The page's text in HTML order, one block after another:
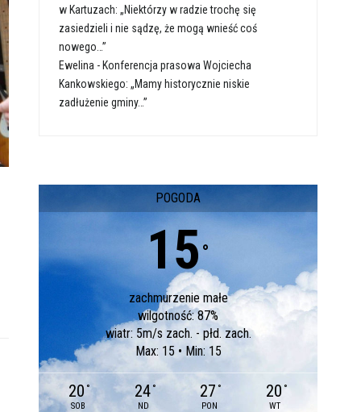
w Kartuzach: „Niektórzy w radzie trochę się
zasiedzieli i nie sądzę, że mogą wnieść coś
nowego…”
Ewelina - Konferencja prasowa Wojciecha
Kankowskiego: „Mamy historycznie niskie
zadłużenie gminy…”
POGODA
15 °
zachmurzenie małe
wilgotność: 87%
wiatr: 5m/s zach. - płd. zach.
Max: 15 • Min: 15
20 °
SOB
24 °
ND
27 °
PON
20 °
WT